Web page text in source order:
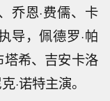
乔恩·费儒、卡
导，佩德罗·帕
塔希、吉安卡洛
·诺特主演。